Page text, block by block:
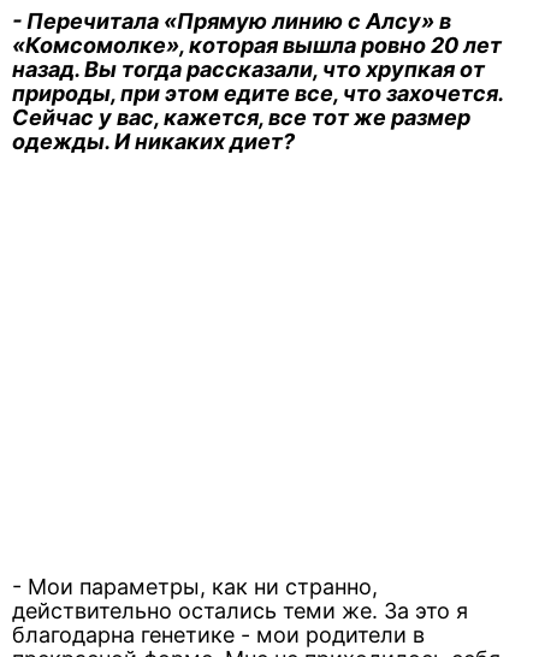
- Перечитала «Прямую линию с Алсу» в
«Комсомолке», которая вышла ровно 20 лет
назад. Вы тогда рассказали, что хрупкая от
природы, при этом едите все, что захочется.
Сейчас у вас, кажется, все тот же размер
одежды. И никаких диет?
- Мои параметры, как ни странно,
действительно остались теми же. За это я
благодарна генетике - мои родители в